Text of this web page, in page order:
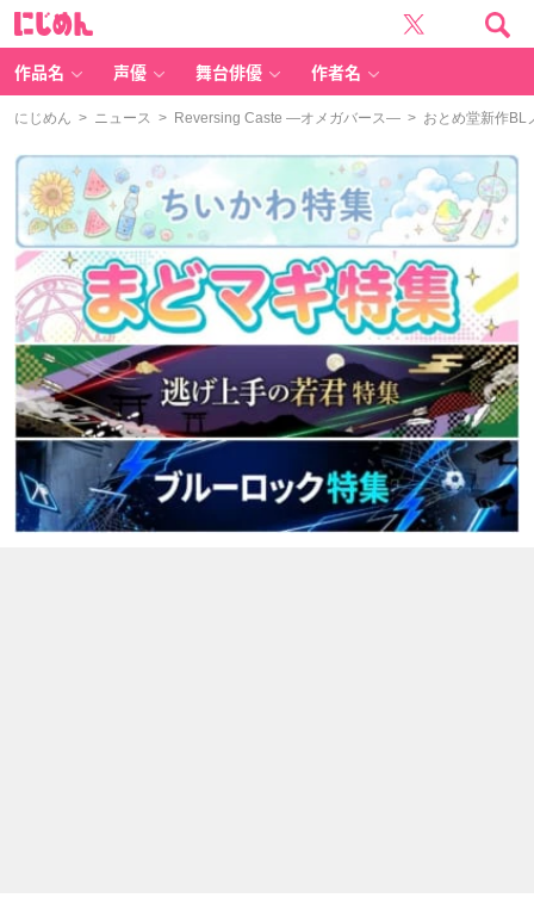
作品名 声優 舞台俳優 作者名
にじめん > ニュース > Reversing Caste ―オメガバース― > おとめ堂新作BL